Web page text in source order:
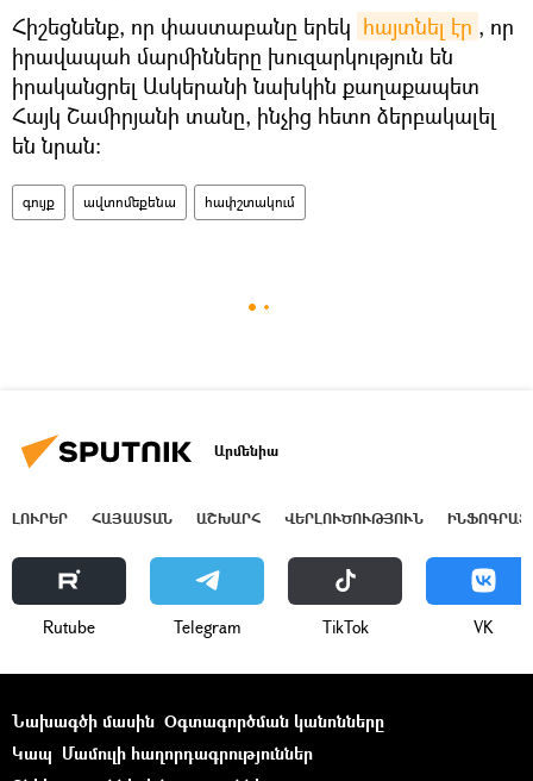
Հիշեցնենք, որ փաստաբանը երեկ հայտնել էր , որ
իրավապահ մարմինները խուզարկություն են
իրականցրել Ասկերանի նախկին քաղաքապետ
Հայկ Շամիրյանի տանը, ինչից հետո ձերբակալել
են նրան։
գույք ավտոմեքենա հափշտակում
Արմենիա
ԼՈՒՐԵՐ ՀԱՅԱՍՏԱՆ ԱՇԽԱՐՀ ՎԵՐԼՈՒԾՈՒԹՅՈՒՆ
Rutube Telegram ТikТоk VK
Նախագծի մասին Օգտագործման կանոնները
Կապ Մամուլի հաղորդագրություններ